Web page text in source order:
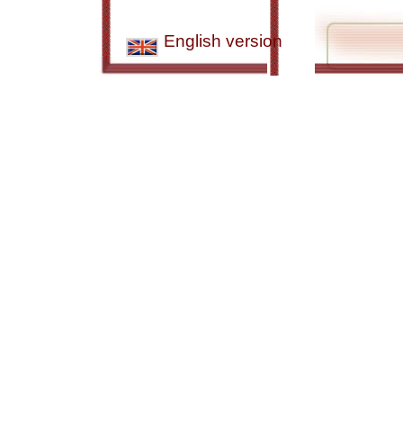
English version